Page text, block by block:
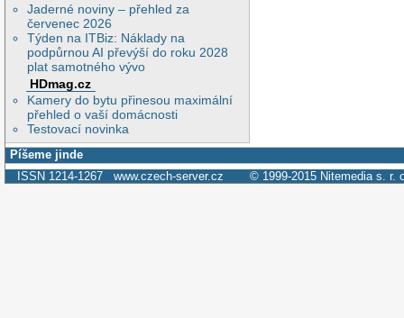
Jaderné noviny – přehled za
červenec 2026
Týden na ITBiz: Náklady na
podpůrnou AI převýší do roku 2028
plat samotného vývo
HDmag.cz
Kamery do bytu přinesou maximální
přehled o vaší domácnosti
Testovací novinka
Píšeme jinde
ISSN 1214-1267 www.czech-server.cz © 1999-2015 Nitemedia s. r.